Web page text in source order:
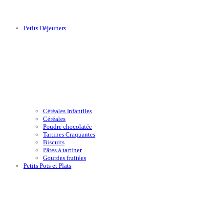
Petits Déjeuners
Céréales Infantiles
Céréales
Poudre chocolatée
Tartines Craquantes
Biscuits
Pâtes à tartiner
Gourdes fruitées
Petits Pots et Plats